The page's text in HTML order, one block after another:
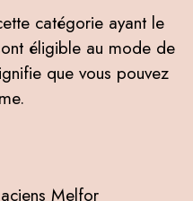
catégorie ayant le
éligible au mode de
que vous pouvez
Melfor